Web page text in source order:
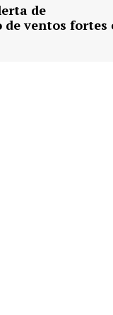
de
de ventos fortes